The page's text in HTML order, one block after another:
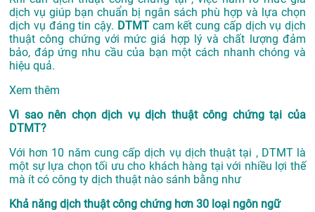
dịch vụ giúp bạn chuẩn bị ngân sách phù hợp và lựa chọn
dịch vụ đáng tin cậy. DTMT cam kết cung cấp dịch vụ dịch
thuật công chứng với mức giá hợp lý và chất lượng đảm
bảo, đáp ứng nhu cầu của bạn một cách nhanh chóng và
hiệu quả.
Xem thêm
Vì sao nên chọn dịch vụ dịch thuật công chứng tại của
DTMT?
Với hơn 10 năm cung cấp dịch vụ dịch thuật tại , DTMT là
một sự lựa chọn tối ưu cho khách hàng tại với nhiều lợi thế
mà ít có công ty dịch thuật nào sánh bằng như
Khả năng dịch thuật công chứng hơn 30 loại ngôn ngữ